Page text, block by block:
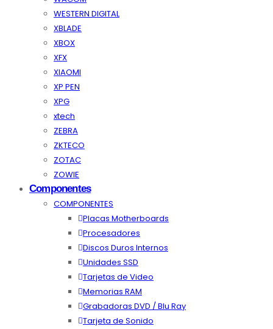
WESTERN DIGITAL
XBLADE
XBOX
XFX
XIAOMI
XP PEN
XPG
xtech
ZEBRA
ZKTECO
ZOTAC
ZOWIE
Componentes
COMPONENTES
Placas Motherboards
Procesadores
Discos Duros Internos
Unidades SSD
Tarjetas de Video
Memorias RAM
Grabadoras DVD / Blu Ray
Tarjeta de Sonido